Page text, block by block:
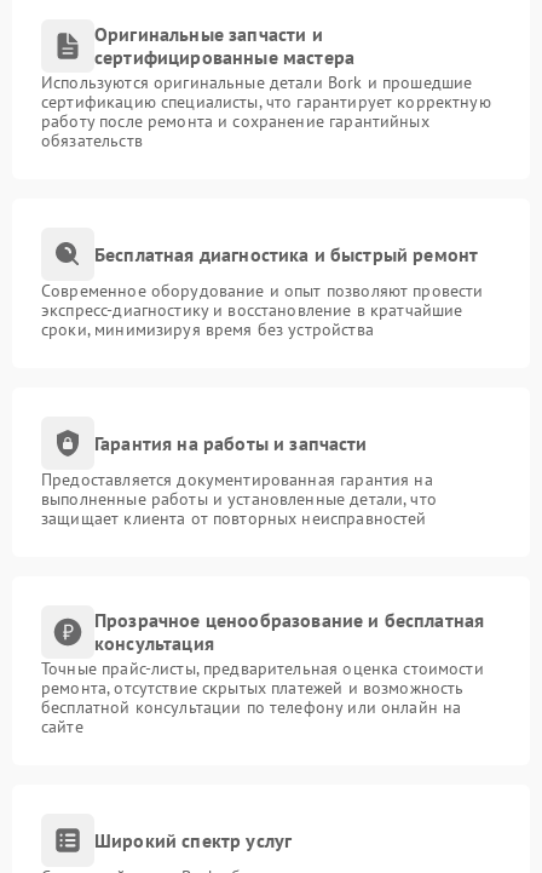
Оригинальные запчасти и
сертифицированные мастера
Используются оригинальные детали Bork и прошедшие
сертификацию специалисты, что гарантирует корректную
работу после ремонта и сохранение гарантийных
обязательств
Бесплатная диагностика и быстрый ремонт
Современное оборудование и опыт позволяют провести
экспресс-диагностику и восстановление в кратчайшие
сроки, минимизируя время без устройства
Гарантия на работы и запчасти
Предоставляется документированная гарантия на
выполненные работы и установленные детали, что
защищает клиента от повторных неисправностей
Прозрачное ценообразование и бесплатная
консультация
Точные прайс-листы, предварительная оценка стоимости
ремонта, отсутствие скрытых платежей и возможность
бесплатной консультации по телефону или онлайн на
сайте
Широкий спектр услуг